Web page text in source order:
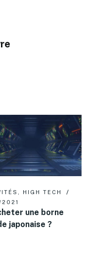
HIGH TECH
une borne
japonaise ?